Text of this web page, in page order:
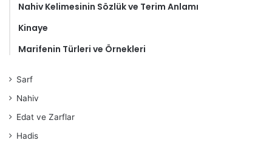
Nahiv Kelimesinin Sözlük ve Terim Anlamı
Kinaye
Marifenin Türleri ve Örnekleri
Sarf
Nahiv
Edat ve Zarflar
Hadis